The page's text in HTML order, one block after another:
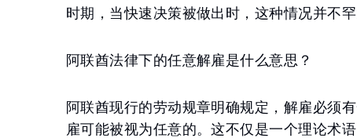
时期，当快速决策被做出时，这种情况并不罕
阿联酋法律下的任意解雇是什么意思？
阿联酋现行的劳动规章明确规定，解雇必须
雇可能被视为任意的。这不仅是一个理论术